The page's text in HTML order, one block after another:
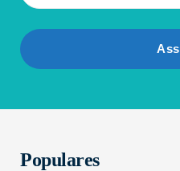
Populares